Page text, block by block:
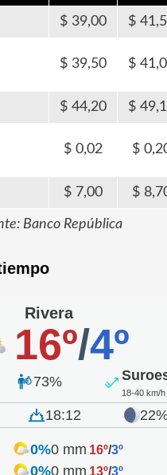
39,00
39,50
44,20
0,02
7,00
Banco República
Rivera
16º/4º
73%
18-40 km/h
18:12
0%0 mm 16º/3º
0%0 mm 13º/3º